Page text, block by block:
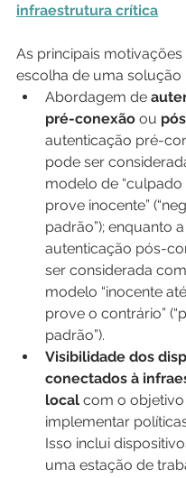
infraestrutura crítica
As principais motivações
escolha de uma solução
Abordagem de
pré-conexão ou
autenticação pré-
pode ser
modelo de “culpado
prove inocente”
padrão”); enquanto a
autenticação pós-
ser considerada
modelo “inocente
prove o contrário”
padrão”).
Visibilidade dos
conectados à
local com o
implementar
Isso inclui
uma estação de